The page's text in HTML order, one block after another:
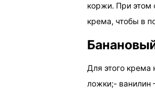
коржи. При этом
крема, чтобы в
Для этого крема
ложки;- ванилин